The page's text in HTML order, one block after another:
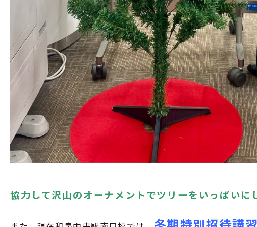
協力して沢山のオーナメントでツリーをいっぱいに